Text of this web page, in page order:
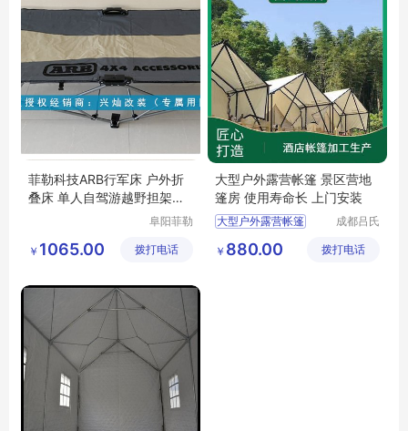
菲勒科技ARB行军床 户外折
叠床 单人自驾游越野担架床
阜阳菲勒
公司
￥ 1065.00 拨打电话
大型户外露营帐篷 景区营地
篷房 使用寿命长 上门安装
大型户外露营帐篷
户外酒店帐篷
成都吕氏
有限公司
￥ 880.00 拨打电话